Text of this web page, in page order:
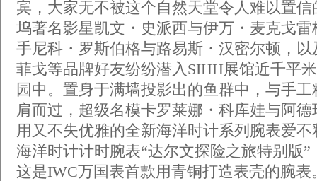
宾，大家无不被这个自然天堂令人难以置
坞著名影星凯文・史派西与伊万・麦克戈
手尼科・罗斯伯格与路易斯・汉密尔顿，
菲戈等品牌好友纷纷潜入SIHH展馆近千平
园中。置身于满墙投影出的鱼群中，与手
肩而过，超级名模卡罗莱娜・科库娃与阿
用又不失优雅的全新海洋时计系列腕表爱
海洋时计计时腕表“达尔文探险之旅特别版”
这是IWC万国表首款用青铜打造表壳的腕